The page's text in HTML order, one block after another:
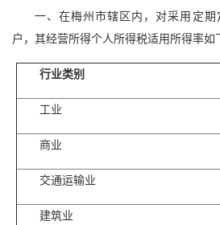
一、在梅州市辖区内，对采用定
户，其经营所得个人所得税适用所得率如
行业类别
工业
商业
交通运输业
建筑业